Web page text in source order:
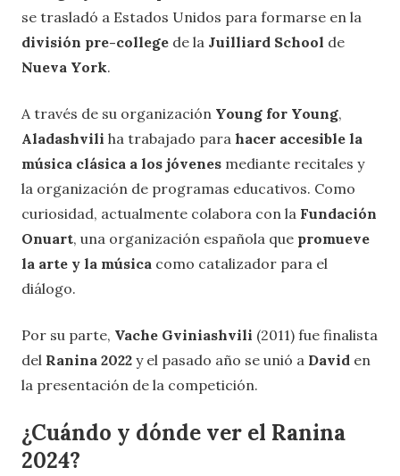
se trasladó a Estados Unidos para formarse en la
división pre-college de la Juilliard School de
Nueva York.
A través de su organización Young for Young,
Aladashvili ha trabajado para hacer accesible la
música clásica a los jóvenes mediante recitales y
la organización de programas educativos. Como
curiosidad, actualmente colabora con la Fundación
Onuart, una organización española que promueve
la arte y la música como catalizador para el
diálogo.
Por su parte, Vache Gviniashvili (2011) fue finalista
del Ranina 2022 y el pasado año se unió a David en
la presentación de la competición.
¿Cuándo y dónde ver el Ranina
2024?